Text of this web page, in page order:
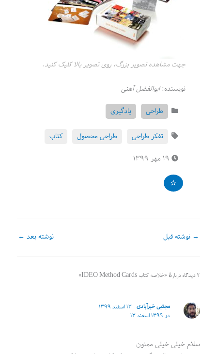
جهت مشاهده تصویر بزرگ، روی تصویر بالا کلیک کنید.
نویسنده:ابوالفضل آهنی
طراحی
یادگیری
تفکر طراحی طراحی محصول
کتاب
→ نوشته قبل نوشته بعد ←
۲ دیدگاه دربارهٔ «خلاصه کتاب IDEO Method Cards»
مجتبی خیرآبادی
۱۳ اسفند ۱۳۹۹
در ۱۳۹۹ اسفند ۱۳
سلام خیلی خیلی ممنون